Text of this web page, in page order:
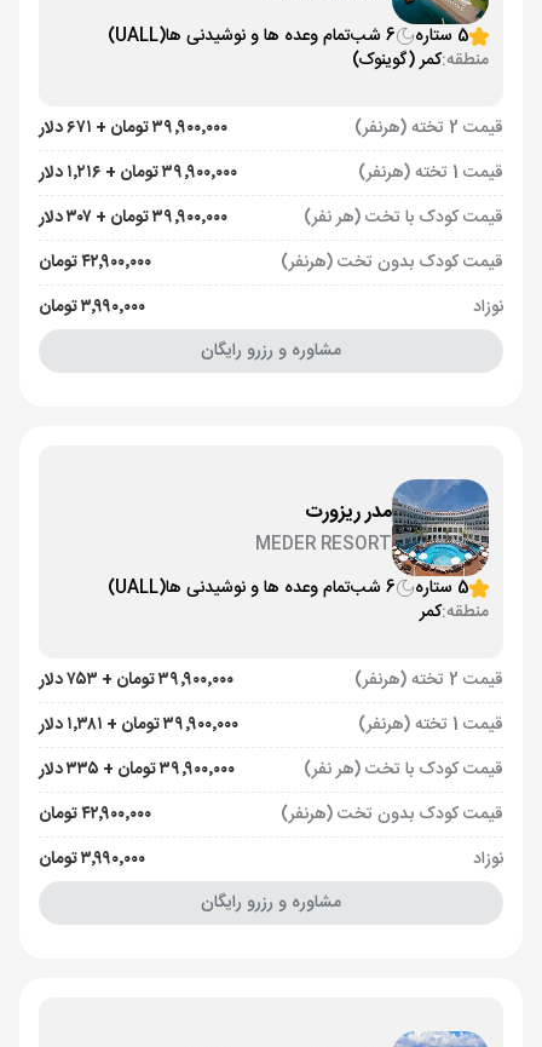
5 ستاره
6 شب تمام وعده ها و نوشیدنی ها(UALL)
منطقه:کمر (گوینوک)
قیمت 2 تخته (هرنفر)
۳۹٬۹۰۰٬۰۰۰ تومان + ۶۷۱ دلار
قیمت 1 تخته (هرنفر)
۳۹٬۹۰۰٬۰۰۰ تومان + ۱٬۲۱۶ دلار
قیمت کودک با تخت (هر نفر)
۳۹٬۹۰۰٬۰۰۰ تومان + ۳۰۷ دلار
قیمت کودک بدون تخت (هرنفر)
۴۲٬۹۰۰٬۰۰۰ تومان
نوزاد
۳٬۹۹۰٬۰۰۰ تومان
مشاوره و رزرو رایگان
مدر ریزورت
MEDER RESORT
5 ستاره
6 شب تمام وعده ها و نوشیدنی ها(UALL)
منطقه:کمر
قیمت 2 تخته (هرنفر)
۳۹٬۹۰۰٬۰۰۰ تومان + ۷۵۳ دلار
قیمت 1 تخته (هرنفر)
۳۹٬۹۰۰٬۰۰۰ تومان + ۱٬۳۸۱ دلار
قیمت کودک با تخت (هر نفر)
۳۹٬۹۰۰٬۰۰۰ تومان + ۳۳۵ دلار
قیمت کودک بدون تخت (هرنفر)
۴۲٬۹۰۰٬۰۰۰ تومان
نوزاد
۳٬۹۹۰٬۰۰۰ تومان
مشاوره و رزرو رایگان